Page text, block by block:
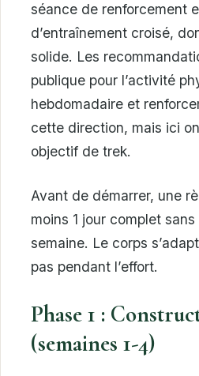
séance de renforcement
d’entraînement croisé,
solide. Les
publique pour l’activité
hebdomadaire et
cette direction, mais ici
objectif de trek.
Avant de démarrer, une
moins 1 jour complet
semaine. Le corps
pas pendant l’effort.
Phase 1 :
(semaines 1-4)